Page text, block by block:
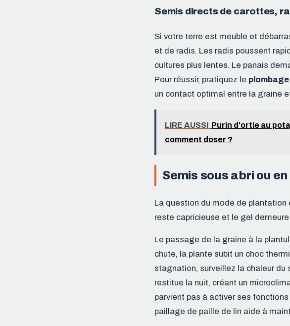
Semis directs de carottes,
Si votre terre est meuble et
et de radis. Les radis poussent
cultures plus lentes. Le panais
Pour réussir, pratiquez le plombage
un contact optimal entre la graine
LIRE AUSSI Purin d'ortie au
comment doser ?
Semis sous abri ou
La question du mode de
reste capricieuse et le gel
Le passage de la graine à la
chute, la plante subit un choc
stagnation, surveillez la chaleur du
restitue la nuit, créant un
parvient pas à activer ses fonctions
paillage de paille de lin aide à